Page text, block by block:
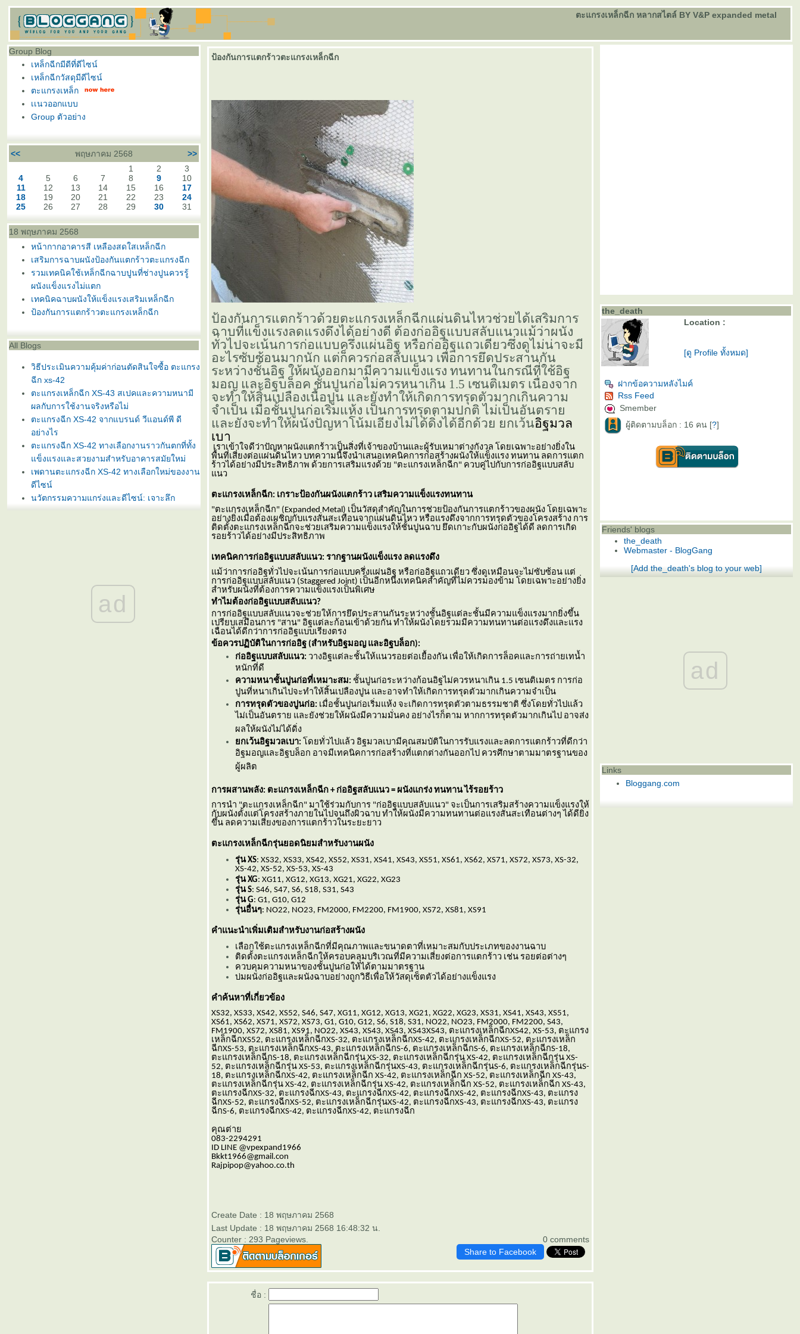
ตะแกรงเหล็กฉีก หลากสไตล์ BY V&P expanded metal
Group Blog
เหล็กฉีกมีดีที่ดีไซน์
เหล็กฉีกวัสดุมีดีไซน์
ตะแกรงเหล็ก
เเนวออกแบบ
Group ตัวอย่าง
<< พฤษภาคม 2568
>>
1
2
3
4
5 6 7 8 9
10
11
12 13 14 15 16
17
18
19 20 21 22 23
24
25
26 27 28 29 30 31
18 พฤษภาคม 2568
หน้ากากอาคารสี เหลืองสดใสเหล็กฉีก
เสริมการฉาบผนังป้องกันแตกร้าวตะแกรงฉีก
รวมเทคนิคใช้เหล็กฉีกฉาบปูนที่ช่างปูนควรรู้
ผนังแข็งแรงไม่แตก
เทคนิคฉาบผนังให้แข็งแรงเสริมเหล็กฉีก
ป้องกันการแตกร้าวตะแกรงเหล็กฉีก
All Blogs
วิธีประเมินความคุ้มค่าก่อนตัดสินใจซื้อ ตะแกรง
ฉีก xs-42
ตะแกรงเหล็กฉีก XS-43 สเปคและความหนามี
ผลกับการใช้งานจริงหรือไม่
ตะแกรงฉีก XS-42 จากแบรนด์ วีแอนด์พี ดี
อย่างไร
ตะแกรงฉีก XS-42 ทางเลือกงานราวกันตกที่ทั้ง
ข็งแรงและสวยงามสำหรับอาคารสมัยใหม่
เพดานตะแกรงฉีก XS-42 ทางเลือกใหม่ของงาน
ดีไซน์
นวัตกรรมความแกร่งและดีไซน์: เจาะลึก
ตะแกรงฉีก XS-42 คืออะไร เหมาะกับงานแบบ
ad
ป้องกันการแตกร้าวตะแกรงเหล็กฉีก
ป้องกันการแตกร้าวด้วยตะแกรงเหล็กฉีกแผ่นดินไหวช่วยได้เสริมการ
ฉาบที่แข็งแรงลดแรงดึงได้อย่างดี ต้องก่ออิฐแบบสลับแนวแม้ว่าผนัง
ทั่วไปจะเน้นการก่อแบบครึ่งแผ่นอิฐ หรือก่ออิฐแถวเดียวซึ่งดูไม่น่าจะมี
อะไรซับซ้อนมากนัก แต่ก็ควรก่อสลับแนว เพื่อการยึดประสานกัน
ระหว่างชั้นอิฐ ให้ผนังออกมามีความแข็งแรง ทนทานในกรณีที่ใช้อิฐ
มอญ และอิฐบล็อค ชั้นปูนก่อไม่ควรหนาเกิน 1.5 เซนติเมตร เนื่องจาก
จะทำให้สิ้นเปลืองเนื้อปูน และยังทำให้เกิดการทรุดตัวมากเกินความ
จำเป็น เมื่อชั้นปูนก่อเริ่มแห้ง เป็นการทรุดตามปกติ ไม่เป็นอันตรา
ละยังจะทำให้ผนังปัญหาโน้มเอียงไม่ได้ดิ่งได้อีกด้วย ยกเว้นอิฐมวล
เบา
เราเข้าใจดีว่าปัญหาผนังแตกร้าวเป็นสิ่งที่เจ้าของบ้านและผู้รับเหมาต่างกังวล โดยเฉพาะอย่างยิ่งใน
พื้นที่เสี่ยงต่อแผ่นดินไหว บทความนี้จึงนำเสนอเทคนิคการก่อสร้างผนังให้แข็งแรง ทนทาน ลดการแตก
ร้าวได้อย่างมีประสิทธิภาพ ด้วยการเสริมแรงด้วย "ตะแกรงเหล็กฉีก" ควบคู่ไปกับการก่ออิฐแบบสลับ
นว
ตะแกรงเหล็กฉีก: เกราะป้องกันผนังแตกร้าว เสริมความแข็งแรงทนทาน
"ตะแกรงเหล็กฉีก" (Expanded Metal) เป็นวัสดุสำคัญในการช่วยป้องกันการแตกร้าวของผนัง โดยเฉพาะ
อย่างยิ่งเมื่อต้องเผชิญกับแรงสั่นสะเทือนจากแผ่นดินไหว หรือแรงดึงจากการทรุดตัวของโครงสร้าง การ
ติดตั้งตะแกรงเหล็กฉีกจะช่วยเสริมความแข็งแรงให้ชั้นปูนฉาบ ยึดเกาะกับผนังก่ออิฐได้ดี ลดการเกิด
รอยร้าวได้อย่างมีประสิทธิภาพ
เทคนิคการก่ออิฐแบบสลับแนว: รากฐานผนังแข็งแรง ลดแรงดึง
ม้ว่าการก่ออิฐทั่วไปจะเน้นการก่อแบบครึ่งแผ่นอิฐ หรือก่ออิฐแถวเดียว ซึ่งดูเหมือนจะไม่ซับซ้อน แต่
การก่ออิฐแบบสลับแนว (Staggered Joint) เป็นอีกหนึ่งเทคนิคสำคัญที่ไม่ควรมองข้าม โดยเฉพาะอย่างยิ่ง
สำหรับผนังที่ต้องการความแข็งแรงเป็นพิเศษ
ทำไมต้องก่ออิฐแบบสลับแนว?
การก่ออิฐแบบสลับแนวจะช่วยให้การยึดประสานกันระหว่างชั้นอิฐแต่ละชั้นมีความแข็งแรงมากยิ่งขึ้น
เปรียบเสมือนการ "สาน" อิฐแต่ละก้อนเข้าด้วยกัน ทำให้ผนังโดยรวมมีความทนทานต่อแรงดึงและแรง
เฉือนได้ดีกว่าการก่ออิฐแบบเรียงตรง
ข้อควรปฏิบัติในการก่ออิฐ (สำหรับอิฐมอญ และอิฐบล็อก):
ก่ออิฐแบบสลับแนว: วางอิฐแต่ละชั้นให้แนวรอยต่อเยื้องกัน เพื่อให้เกิดการล็อคและการถ่ายเทน้ำ
หนักที่ดี
ความหนาชั้นปูนก่อที่เหมาะสม: ชั้นปูนก่อระหว่างก้อนอิฐไม่ควรหนาเกิน 1.5 เซนติเมตร การก่อ
ปูนที่หนาเกินไปจะทำให้สิ้นเปลืองปูน และอาจทำให้เกิดการทรุดตัวมากเกินความจำเป็น
การทรุดตัวของปูนก่อ: เมื่อชั้นปูนก่อเริ่มแห้ง จะเกิดการทรุดตัวตามธรรมชาติ ซึ่งโดยทั่วไปแล้ว
ไม่เป็นอันตราย และยังช่วยให้ผนังมีความมั่นคง อย่างไรก็ตาม หากการทรุดตัวมากเกินไป อาจส่ง
ผลให้ผนังไม่ได้ดิ่ง
กเว้นอิฐมวลเบา: ดยทั่วไปแล้ว อิฐมวลเบามีคุณสมบัติในการรับแรงและลดการแตกร้าวที่ดีกว่า
อิฐมอญและอิฐบล็อก อาจมีเทคนิคการก่อสร้างที่แตกต่างกันออกไป ควรศึกษาตามมาตรฐานของ
ผู้ผลิต
การผสานพลัง: ตะแกรงเหล็กฉีก + ก่ออิฐสลับแนว = ผนังแกร่ง ทนทาน ไร้รอยร้าว
การนำ "ตะแกรงเหล็กฉีก" มาใช้ร่วมกับการ "ก่ออิฐแบบสลับแนว" จะเป็นการเสริมสร้างความแข็งแรงให้
กับผนังตั้งแต่โครงสร้างภายในไปจนถึงผิวฉาบ ทำให้ผนังมีความทนทานต่อแรงสั่นสะเทือนต่างๆ ได้ดียิ่ง
ขึ้น ลดความเสี่ยงของการแตกร้าวในระยะยาว
ตะแกรงเหล็กฉีกรุ่นยอดนิยมสำหรับงานผนัง
รุ่น XS: XS32, XS33, XS42, XS52, XS31, XS41, XS43, XS51, XS61, XS62, XS71, XS72, XS73, XS-32,
XS-42, XS-52, XS-53, XS-43
รุ่น XG: XG11, XG12, XG13, XG21, XG22, XG23
รุ่น S: S46, S47, S6, S18, S31, S43
รุ่น G: G1, G10, G12
รุ่นอื่นๆ: NO22, NO23, FM2000, FM2200, FM1900, XS72, XS81, XS91
คำแนะนำเพิ่มเติมสำหรับงานก่อสร้างผนัง
เลือกใช้ตะแกรงเหล็กฉีกที่มีคุณภาพและขนาดตาที่เหมาะสมกับประเภทของงานฉาบ
ติดตั้งตะแกรงเหล็กฉีกให้ครอบคลุมบริเวณที่มีความเสี่ยงต่อการแตกร้าว เช่น รอยต่อต่างๆ
ควบคุมความหนาของชั้นปูนก่อให้ได้ตามมาตรฐาน
บ่มผนังก่ออิฐและผนังฉาบอย่างถูกวิธีเพื่อให้วัสดุเซ็ตตัวได้อย่างแข็งแรง
คำค้นหาที่เกี่ยวข้อง
XS32, XS33, XS42, XS52, S46, S47, XG11, XG12, XG13, XG21, XG22, XG23, XS31, XS41, XS43, XS51,
XS61, XS62, XS71, XS72, XS73, G1, G10, G12, S6, S18, S31, NO22, NO23, FM2000, FM2200, S43,
FM1900, XS72, XS81, XS91, NO22, XS43, XS43, XS43, XS43XS43, ตะแกรงเหล็กฉีกXS42, XS-53, ตะแกรง
เหล็กฉีกXS52, ตะแกรงเหล็กฉีกXS-32, ตะแกรงเหล็กฉีกXS-42, ตะแกรงเหล็กฉีกXS-52, ตะแกรงเหล็ก
ฉีกXS-53, ตะแกรงเหล็กฉีกXS-43, ตะแกรงเหล็กฉีกS-6, ตะแกรงเหล็กฉีกS-6, ตะแกรงเหล็กฉีกS-18,
ตะแกรงเหล็กฉีกS-18, ตะแกรงเหล็กฉีกรุ่น XS-32, ตะแกรงเหล็กฉีกรุ่น XS-42, ตะแกรงเหล็กฉีกรุ่น XS-
52, ตะแกรงเหล็กฉีกรุ่น XS-53, ตะแกรงเหล็กฉีกรุ่นXS-43, ตะแกรงเหล็กฉีกรุ่นS-6, ตะแกรงเหล็กฉีกรุ่นS-
18, ตะแกรงเหล็กฉีกXS-42, ตะแกรงเหล็กฉีก XS-42, ตะแกรงเหล็กฉีก XS-52, ตะแกรงเหล็กฉีก XS-43,
ตะแกรงเหล็กฉีกรุ่น XS-42, ตะแกรงเหล็กฉีกรุ่น XS-42, ตะแกรงเหล็กฉีก XS-52, ตะแกรงเหล็กฉีก XS-43,
ตะแกรงฉีกXS-32, ตะแกรงฉีกXS-43, ตะแกรงฉีกXS-42, ตะแกรงฉีกXS-42, ตะแกรงฉีกXS-43, ตะแกรง
ฉีกXS-52, ตะแกรงฉีกXS-52, ตะแกรงเหล็กฉีกรุ่นXS-42, ตะแกรงฉีกXS-43, ตะแกรงฉีกXS-43, ตะแกรง
ฉีกS-6, ตะแกรงฉีกXS-42, ตะแกรงฉีกXS-42, ตะแกรงฉีก
คุณต่า
083-2294291
ID LINE @vpexpand1966
Bkkt1966@gmail.con
Rajpipop@yahoo.co.th
Create Date : 18 พฤษภาคม 2568
Last Update : 18 พฤษภาคม 2568 16:48:32 น.
0 comments
Counter : 293 Pageviews.
Share to Facebook
ชื่อ :
the_death
Location :
[ดู Profile ทั้งหมด]
ฝากข้อความหลังไมค์
Rss Feed
Smember
ผู้ติดตามบล็อก : 16 คน [?]
Friends' blogs
the_death
Webmaster - BlogGang
[Add the_death's blog to your web]
ad
Links
Bloggang.com